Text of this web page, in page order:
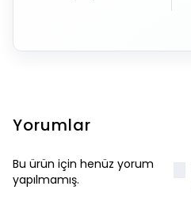
Yorumlar
Bu ürün için henüz yorum
yapılmamış.